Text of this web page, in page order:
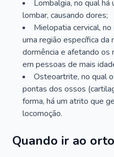
Lombalgia, no qual há
lombar, causando dores;
Mielopatia cervical,
uma região específica da
dormência e afetando os
em pessoas de mais
Osteoartrite, no qual
pontas dos ossos
forma, há um atrito que
locomoção.
Quando ir ao